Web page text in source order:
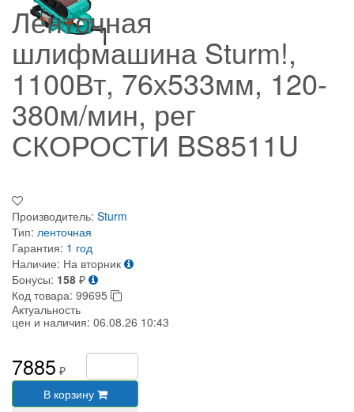
Ленточная
шлифмашина Sturm!,
1100Вт, 76х533мм, 120-
380м/мин, рег
СКОРОСТИ BS8511U
Производитель: Sturm
Тип: ленточная
Гарантия: 1 год
Наличие: На вторник
Бонусы: 158 ₽
Код товара: 99695
Актуальность
цен и наличия: 06.08.26 10:43
7885 ₽
В корзину